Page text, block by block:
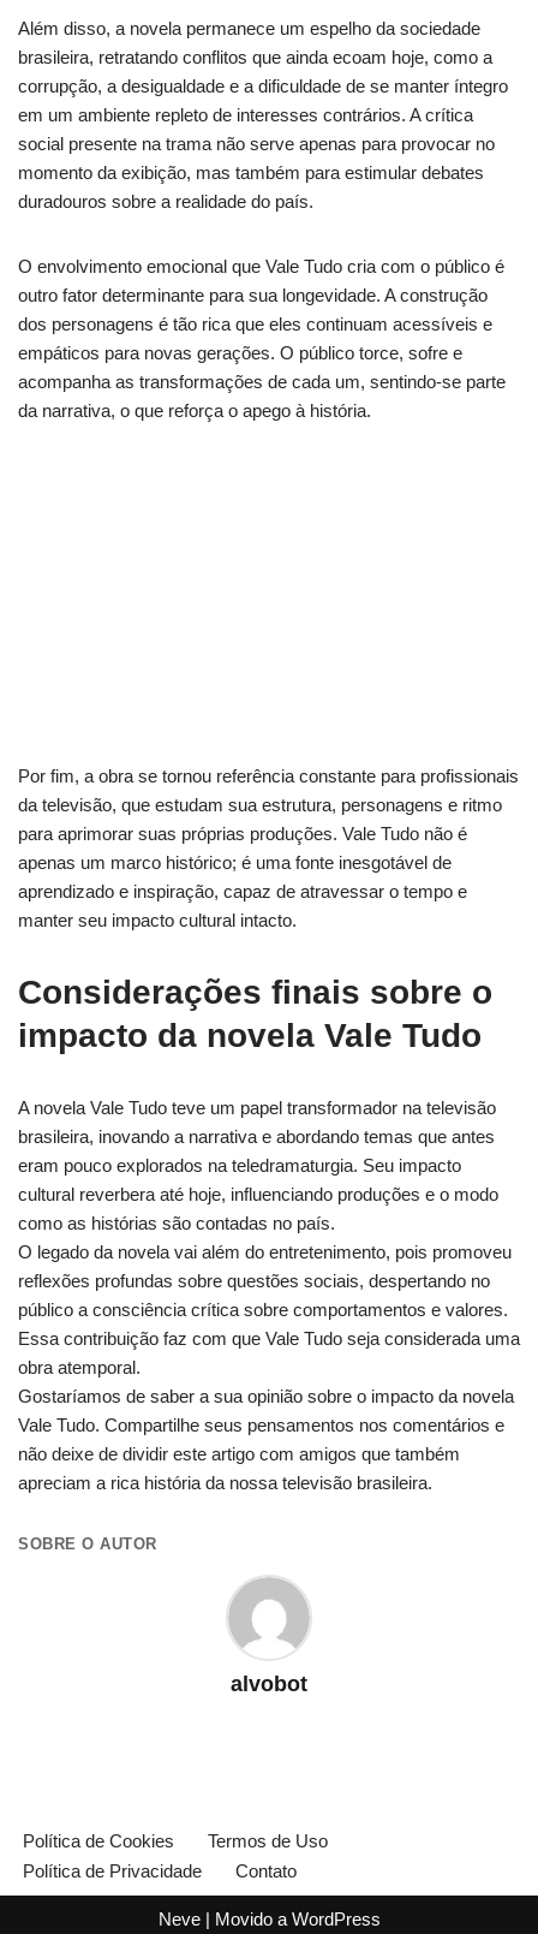
Além disso, a novela permanece um espelho da sociedade
brasileira, retratando conflitos que ainda ecoam hoje, como a
corrupção, a desigualdade e a dificuldade de se manter íntegro
em um ambiente repleto de interesses contrários. A crítica
social presente na trama não serve apenas para provocar no
momento da exibição, mas também para estimular debates
duradouros sobre a realidade do país.
O envolvimento emocional que Vale Tudo cria com o público é
outro fator determinante para sua longevidade. A construção
dos personagens é tão rica que eles continuam acessíveis e
empáticos para novas gerações. O público torce, sofre e
acompanha as transformações de cada um, sentindo-se parte
da narrativa, o que reforça o apego à história.
Por fim, a obra se tornou referência constante para profissionais
da televisão, que estudam sua estrutura, personagens e ritmo
para aprimorar suas próprias produções. Vale Tudo não é
apenas um marco histórico; é uma fonte inesgotável de
aprendizado e inspiração, capaz de atravessar o tempo e
manter seu impacto cultural intacto.
Considerações finais sobre o
impacto da novela Vale Tudo
A novela Vale Tudo teve um papel transformador na televisão
brasileira, inovando a narrativa e abordando temas que antes
eram pouco explorados na teledramaturgia. Seu impacto
cultural reverbera até hoje, influenciando produções e o modo
como as histórias são contadas no país.
O legado da novela vai além do entretenimento, pois promoveu
reflexões profundas sobre questões sociais, despertando no
público a consciência crítica sobre comportamentos e valores.
Essa contribuição faz com que Vale Tudo seja considerada uma
obra atemporal.
Gostaríamos de saber a sua opinião sobre o impacto da novela
Vale Tudo. Compartilhe seus pensamentos nos comentários e
não deixe de dividir este artigo com amigos que também
apreciam a rica história da nossa televisão brasileira.
SOBRE O AUTOR
alvobot
Política de Cookies
Termos de Uso
Política de Privacidade
Contato
Neve| Movido a WordPress